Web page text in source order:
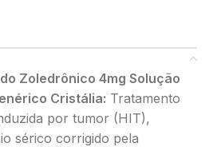
Zoledrônico 4mg Solução
Cristália: Tratamento
por tumor (HIT),
sérico corrigido pela